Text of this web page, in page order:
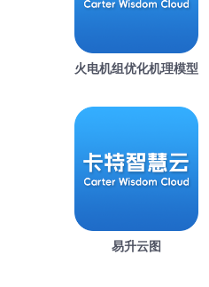
火电机组优化机理模型
易升云图